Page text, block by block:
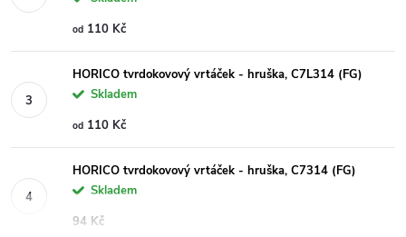
od 110 Kč
HORICO tvrdokovový vrtáček - hruška, C7L314 (FG)
Skladem
od 110 Kč
HORICO tvrdokovový vrtáček - hruška, C7314 (FG)
Skladem
94 Kč